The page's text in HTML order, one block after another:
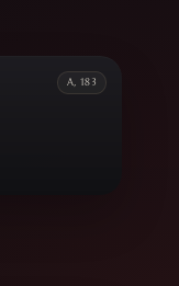
A, 183